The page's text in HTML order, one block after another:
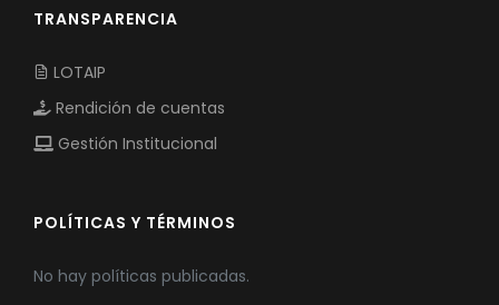
TRANSPARENCIA
LOTAIP
Rendición de cuentas
Gestión Institucional
POLÍTICAS Y TÉRMINOS
No hay políticas publicadas.